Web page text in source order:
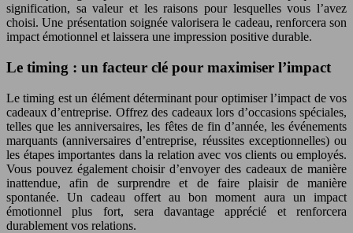
signification, sa valeur et les raisons pour lesquelles vous l’avez
choisi. Une présentation soignée valorisera le cadeau, renforcera son
impact émotionnel et laissera une impression positive durable.
Le timing : un facteur clé pour maximiser l’impact
Le timing est un élément déterminant pour optimiser l’impact de vos
cadeaux d’entreprise. Offrez des cadeaux lors d’occasions spéciales,
telles que les anniversaires, les fêtes de fin d’année, les événements
marquants (anniversaires d’entreprise, réussites exceptionnelles) ou
les étapes importantes dans la relation avec vos clients ou employés.
Vous pouvez également choisir d’envoyer des cadeaux de manière
inattendue, afin de surprendre et de faire plaisir de manière
spontanée. Un cadeau offert au bon moment aura un impact
émotionnel plus fort, sera davantage apprécié et renforcera
durablement vos relations.